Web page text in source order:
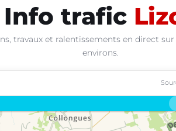
Info trafic
travaux et ralentissements en direct sur
environs.